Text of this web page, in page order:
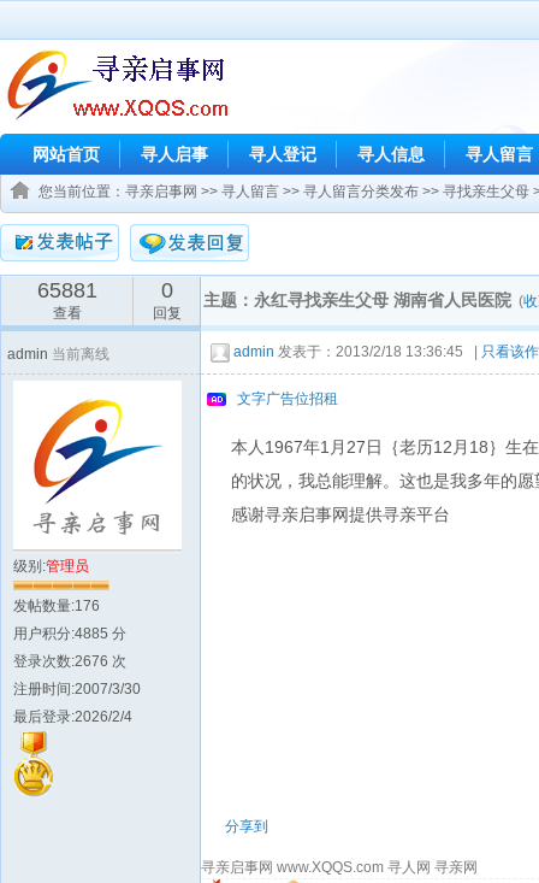
网站首页 寻人启事 寻人登记 寻人信息 寻人留言
您当前位置： 寻亲启事网 >> 寻人留言 >> 寻人留言分类发布 >> 寻找亲生父母
65881
查看
0
回复
主题：永红寻找亲生父母 湖南省人民医院 (
admin 当前离线
级别:管理员
发帖数量:176
用户积分:4885 分
登录次数:2676 次
注册时间:2007/3/30
最后登录:2026/2/4
admin 发表于：2013/2/18 13:36:45 | 只看该
文字广告位招租
本人1967年1月27日｛老历12月18｝生
的状况，我总能理解。这也是我多年的
感谢寻亲启事网提供寻亲平台
分享到
寻亲启事网 www.XQQS.com 寻人网 寻亲网